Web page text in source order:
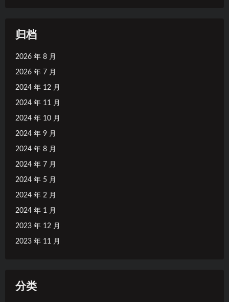
归档
2026 年 8 月
2026 年 7 月
2024 年 12 月
2024 年 11 月
2024 年 10 月
2024 年 9 月
2024 年 8 月
2024 年 7 月
2024 年 5 月
2024 年 2 月
2024 年 1 月
2023 年 12 月
2023 年 11 月
分类